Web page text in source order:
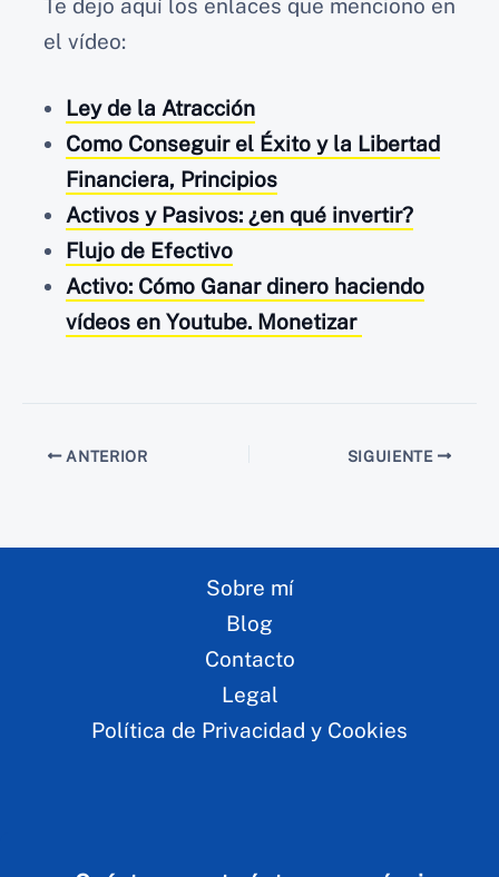
Te dejo aquí los enlaces que menciono en
el vídeo:
Ley de la Atracción
Como Conseguir el Éxito y la Libertad
Financiera, Principios
Activos y Pasivos: ¿en qué invertir?
Flujo de Efectivo
Activo: Cómo Ganar dinero haciendo
vídeos en Youtube. Monetizar
ANTERIOR SIGUIENTE
Sobre mí
Blog
Contacto
Legal
Política de Privacidad y Cookies